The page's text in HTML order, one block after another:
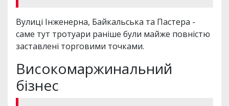
Вулиці Інженерна, Байкальська та Пастера -
саме тут тротуари раніше були майже повністю
заставлені торговими точками.
Високомаржинальний
бізнес